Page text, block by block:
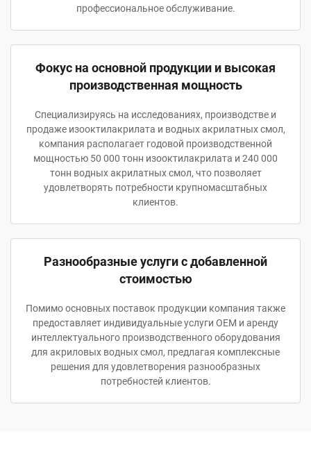
профессиональное обслуживание.
Фокус на основной продукции и высокая
производственная мощность
Специализируясь на исследованиях, производстве и
продаже изооктилакрилата и водных акрилатных смол,
компания располагает годовой производственной
мощностью 50 000 тонн изооктилакрилата и 240 000
тонн водных акрилатных смол, что позволяет
удовлетворять потребности крупномасштабных
клиентов.
Разнообразные услуги с добавленной
стоимостью
Помимо основных поставок продукции компания также
предоставляет индивидуальные услуги OEM и аренду
интеллектуального производственного оборудования
для акриловых водных смол, предлагая комплексные
решения для удовлетворения разнообразных
потребностей клиентов.